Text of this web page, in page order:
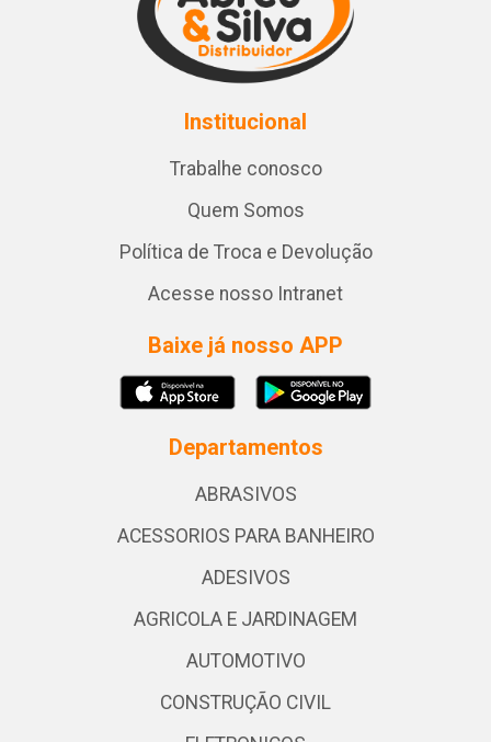
Institucional
Trabalhe conosco
Quem Somos
Política de Troca e Devolução
Acesse nosso Intranet
Baixe já nosso APP
Departamentos
ABRASIVOS
ACESSORIOS PARA BANHEIRO
ADESIVOS
AGRICOLA E JARDINAGEM
AUTOMOTIVO
CONSTRUÇÃO CIVIL